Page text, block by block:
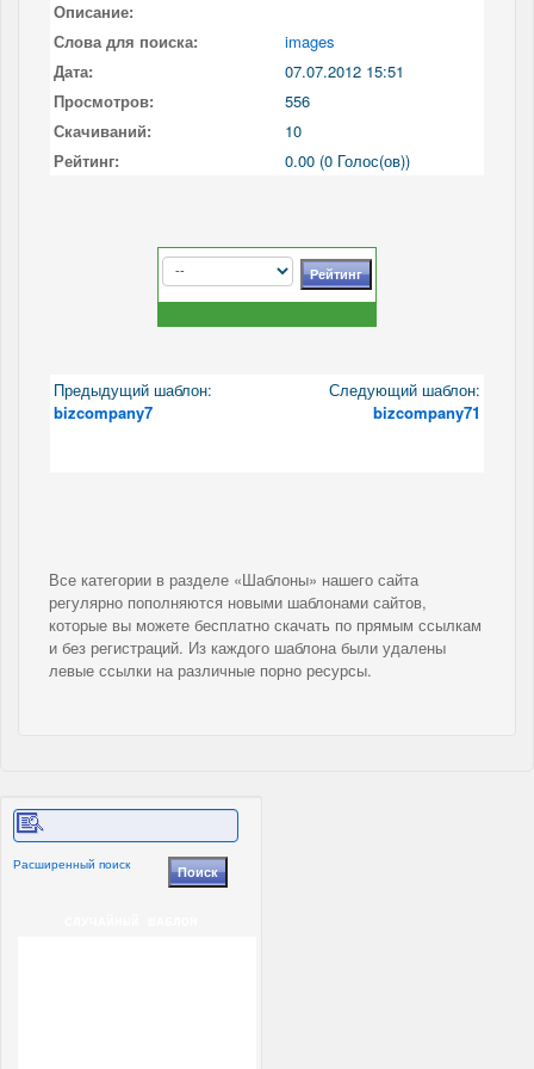
Описание:
Слова для поиска:
images
Дата:
07.07.2012 15:51
Просмотров:
556
Скачиваний:
10
Рейтинг:
0.00 (0 Голос(ов))
Предыдущий шаблон:
bizcompany7
Следующий шаблон:
bizcompany71
Все категории в разделе «Шаблоны» нашего сайта
регулярно пополняются новыми шаблонами сайтов,
которые вы можете бесплатно скачать по прямым ссылкам
и без регистраций. Из каждого шаблона были удалены
левые ссылки на различные порно ресурсы.
Расширенный поиск